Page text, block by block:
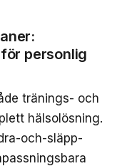
personlig
tränings- och
hälsolösning.
och-släpp-